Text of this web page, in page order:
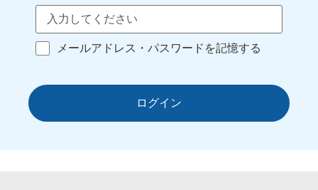
メールアドレス・パスワードを記憶する
ログイン